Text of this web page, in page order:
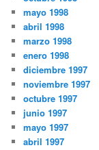
mayo 1998
abril 1998
marzo 1998
enero 1998
diciembre 1997
noviembre 1997
octubre 1997
junio 1997
mayo 1997
abril 1997